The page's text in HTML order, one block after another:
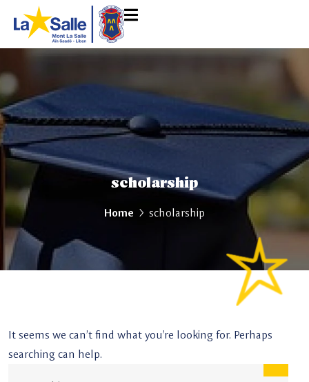
scholarship
Home scholarship
It seems we can’t find what you’re looking for. Perhaps
searching can help.